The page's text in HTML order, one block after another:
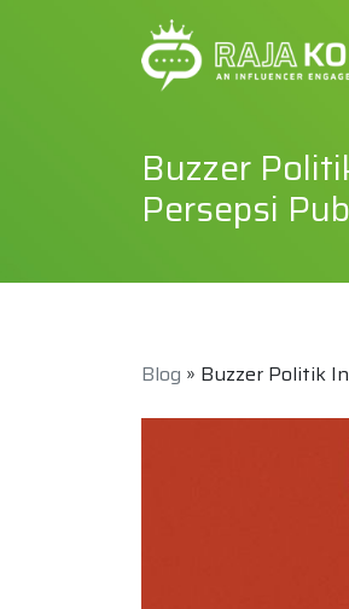
Buzzer
Persepsi
Blog » Buzzer Politik